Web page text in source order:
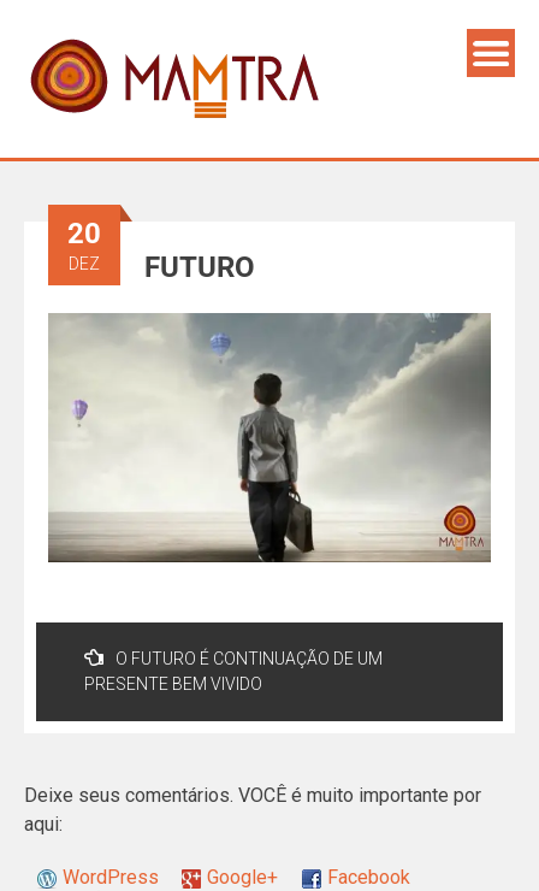
FUTURO
20
DEZ
O FUTURO É CONTINUAÇÃO DE UM
PRESENTE BEM VIVIDO
Deixe seus comentários. VOCÊ é muito importante por
aqui:
WordPress Google+ Facebook